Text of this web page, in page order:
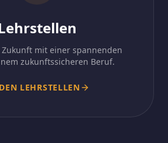
Zukunft mit einer spannenden
zukunftssicheren Beruf.
LEHRSTELLEN